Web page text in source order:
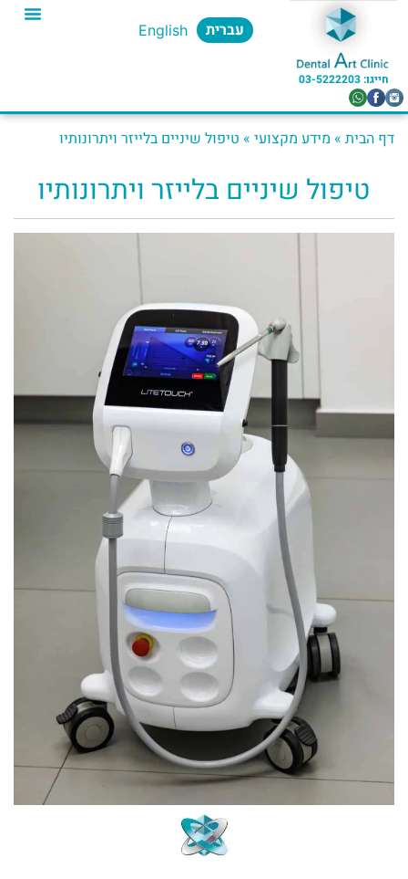
חייגו: 03-5222203​
עברית English
דף הבית » מידע מקצועי » טיפול שיניים בלייזר ויתרונותיו
טיפול שיניים בלייזר ויתרונותיו